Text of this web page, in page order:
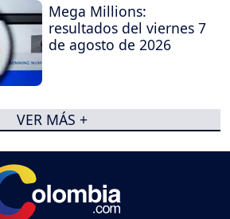
Mega Millions:
resultados del viernes 7
de agosto de 2026
VER MÁS +